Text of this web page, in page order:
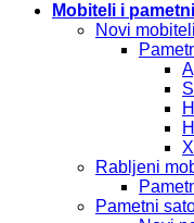
Mobiteli i
Novi mobiteli
Rabljeni
Pametni